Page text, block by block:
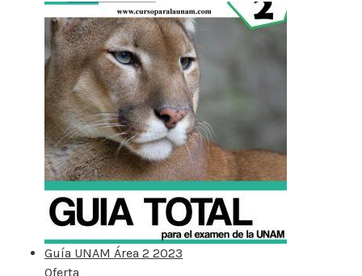
Guía UNAM Área 2 2023
Oferta